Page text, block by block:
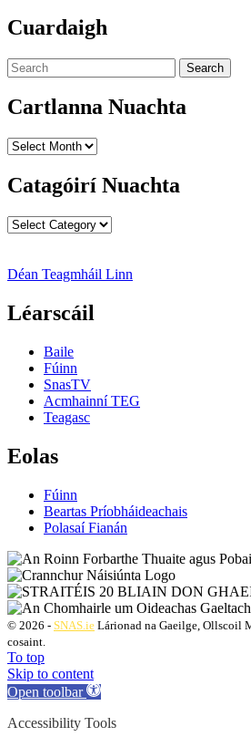
Cuardaigh
Search
Cartlanna Nuachta
Cartlanna
Catagóirí Nuachta
Catagóirí
Déan Teagmháil Linn
Léarscáil
Baile
Fúinn
SnasTV
Acmhainní TEG
Teagasc
Eolas
Fúinn
Beartas Príobháideachais
Polasaí Fianán
© 2026 - SNAS.ie Lárionad na Gaeilge, Ollscoil
cosaint.
To top
Skip to content
Open toolbar
Accessibility Tools